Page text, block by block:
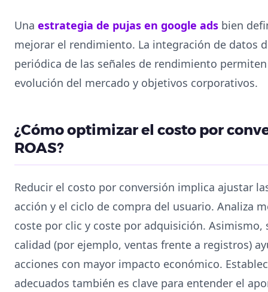
Una estrategia de pujas en google ads bien
mejorar el rendimiento. La integración de datos
periódica de las señales de rendimiento
evolución del mercado y objetivos corporativos.
¿Cómo optimizar el costo por
ROAS?
Reducir el costo por conversión implica ajustar
acción y el ciclo de compra del usuario. Analiza
coste por clic y coste por adquisición.
calidad (por ejemplo, ventas frente a registros)
acciones con mayor impacto económico.
adecuados también es clave para entender el